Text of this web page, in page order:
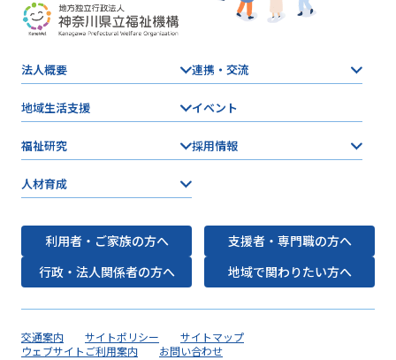
法人概要
地域生活支援
福祉研究
人材育成
連携・交流
イベント
採用情報
利用者・ご家族の方へ
支援者・専門職の方へ
行政・法人関係者の方へ
地域で関わりたい方へ
交通案内 サイトポリシー
サイトマップ
ウェブサイトご利用案内
お問い合わせ